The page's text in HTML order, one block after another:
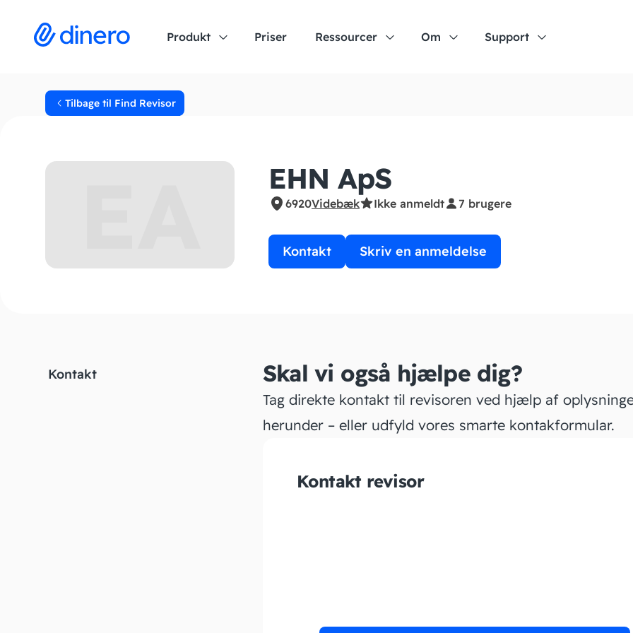
Produkt Priser Ressourcer Om Support
Tilbage til Find Revisor
EHN ApS
6920Videbæk Ikke anmeldt 7 brugere
Kontakt Skriv en anmeldelse
Kontakt Skal vi også hjælpe dig?
Tag direkte kontakt til revisoren ved hjælp af
herunder – eller udfyld vores smarte kontakformular.
Kontakt revisor